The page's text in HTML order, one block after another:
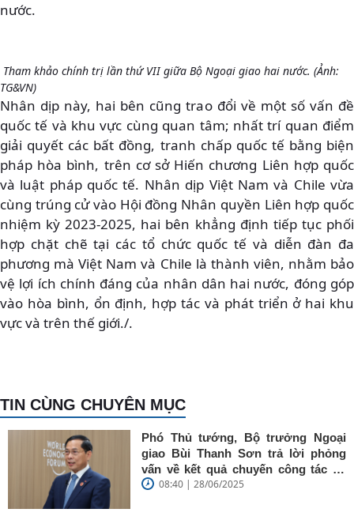
nước.
Tham khảo chính trị lần thứ VII giữa Bộ Ngoại giao hai nước. (Ảnh:
TG&VN)
Nhân dịp này, hai bên cũng trao đổi về một số vấn đề
quốc tế và khu vực cùng quan tâm; nhất trí quan điểm
giải quyết các bất đồng, tranh chấp quốc tế bằng biện
pháp hòa bình, trên cơ sở Hiến chương Liên hợp quốc
và luật pháp quốc tế. Nhân dịp Việt Nam và Chile vừa
cùng trúng cử vào Hội đồng Nhân quyền Liên hợp quốc
nhiệm kỳ 2023-2025, hai bên khẳng định tiếp tục phối
hợp chặt chẽ tại các tổ chức quốc tế và diễn đàn đa
phương mà Việt Nam và Chile là thành viên, nhằm bảo
vệ lợi ích chính đáng của nhân dân hai nước, đóng góp
vào hòa bình, ổn định, hợp tác và phát triển ở hai khu
vực và trên thế giới./.
TIN CÙNG CHUYÊN MỤC
Phó Thủ tướng, Bộ trưởng Ngoại
giao Bùi Thanh Sơn trả lời phỏng
vấn về kết quả chuyến công tác tại
Trung Quốc của Thủ tướng Chính
08:40 | 28/06/2025